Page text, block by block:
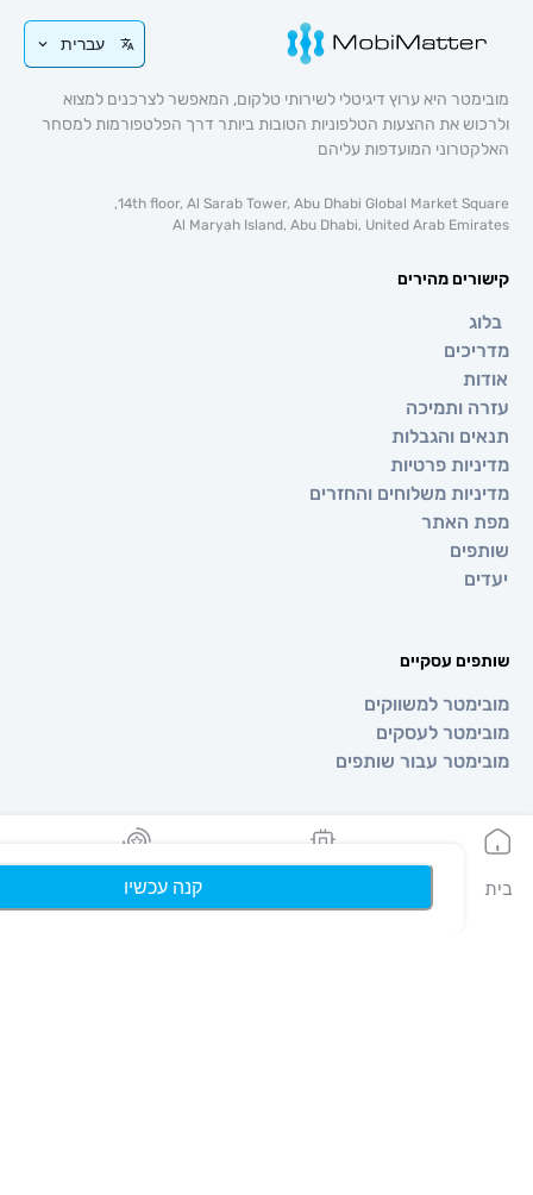
קנה עכשיו
עברית
היא ערוץ דיגיטלי לשירותי טלקום, המאפשר לצרכנים למצוא
את ההצעות הטלפוניות הטובות ביותר דרך הפלטפורמות למסחר
המועדפות עליהם
14th floor, Al Sarab Tower, Abu Dhabi Global Market
Al Maryah Island, Abu Dhabi, United Arab
מהירים
והגבלות
פרטיות
משלוחים והחזרים
עסקיים
למשווקים
לעסקים
עבור שותפים
נקודות